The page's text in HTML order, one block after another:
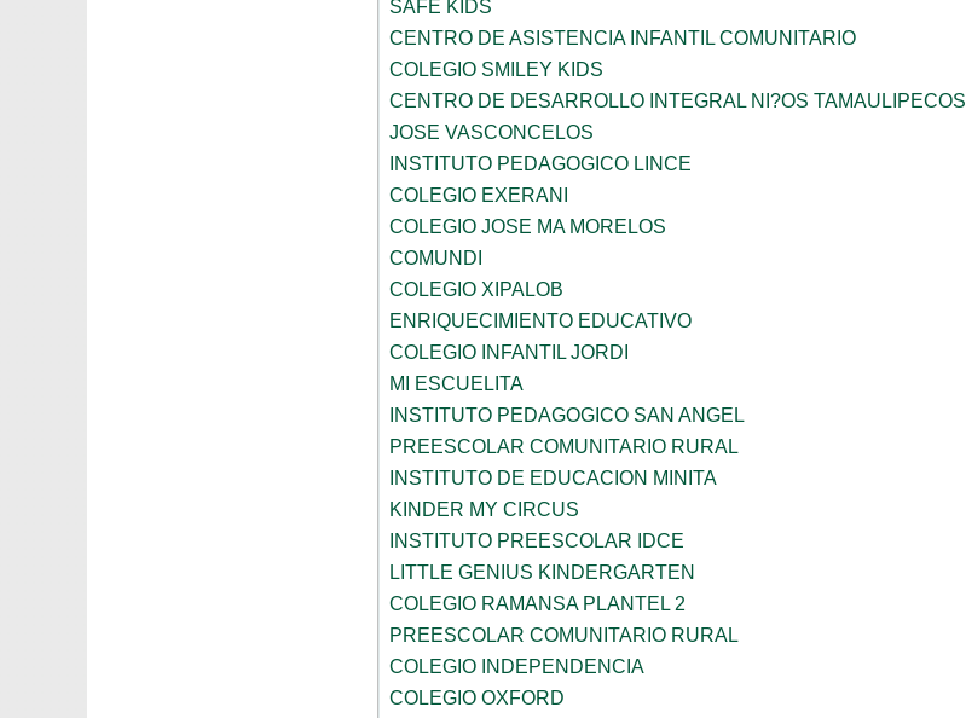
SAFE KIDS
CENTRO DE ASISTENCIA INFANTIL COMUNITARIO
COLEGIO SMILEY KIDS
CENTRO DE DESARROLLO INTEGRAL NI?OS TAMAULIPECOS
JOSE VASCONCELOS
INSTITUTO PEDAGOGICO LINCE
COLEGIO EXERANI
COLEGIO JOSE MA MORELOS
COMUNDI
COLEGIO XIPALOB
ENRIQUECIMIENTO EDUCATIVO
COLEGIO INFANTIL JORDI
MI ESCUELITA
INSTITUTO PEDAGOGICO SAN ANGEL
PREESCOLAR COMUNITARIO RURAL
INSTITUTO DE EDUCACION MINITA
KINDER MY CIRCUS
INSTITUTO PREESCOLAR IDCE
LITTLE GENIUS KINDERGARTEN
COLEGIO RAMANSA PLANTEL 2
PREESCOLAR COMUNITARIO RURAL
COLEGIO INDEPENDENCIA
COLEGIO OXFORD